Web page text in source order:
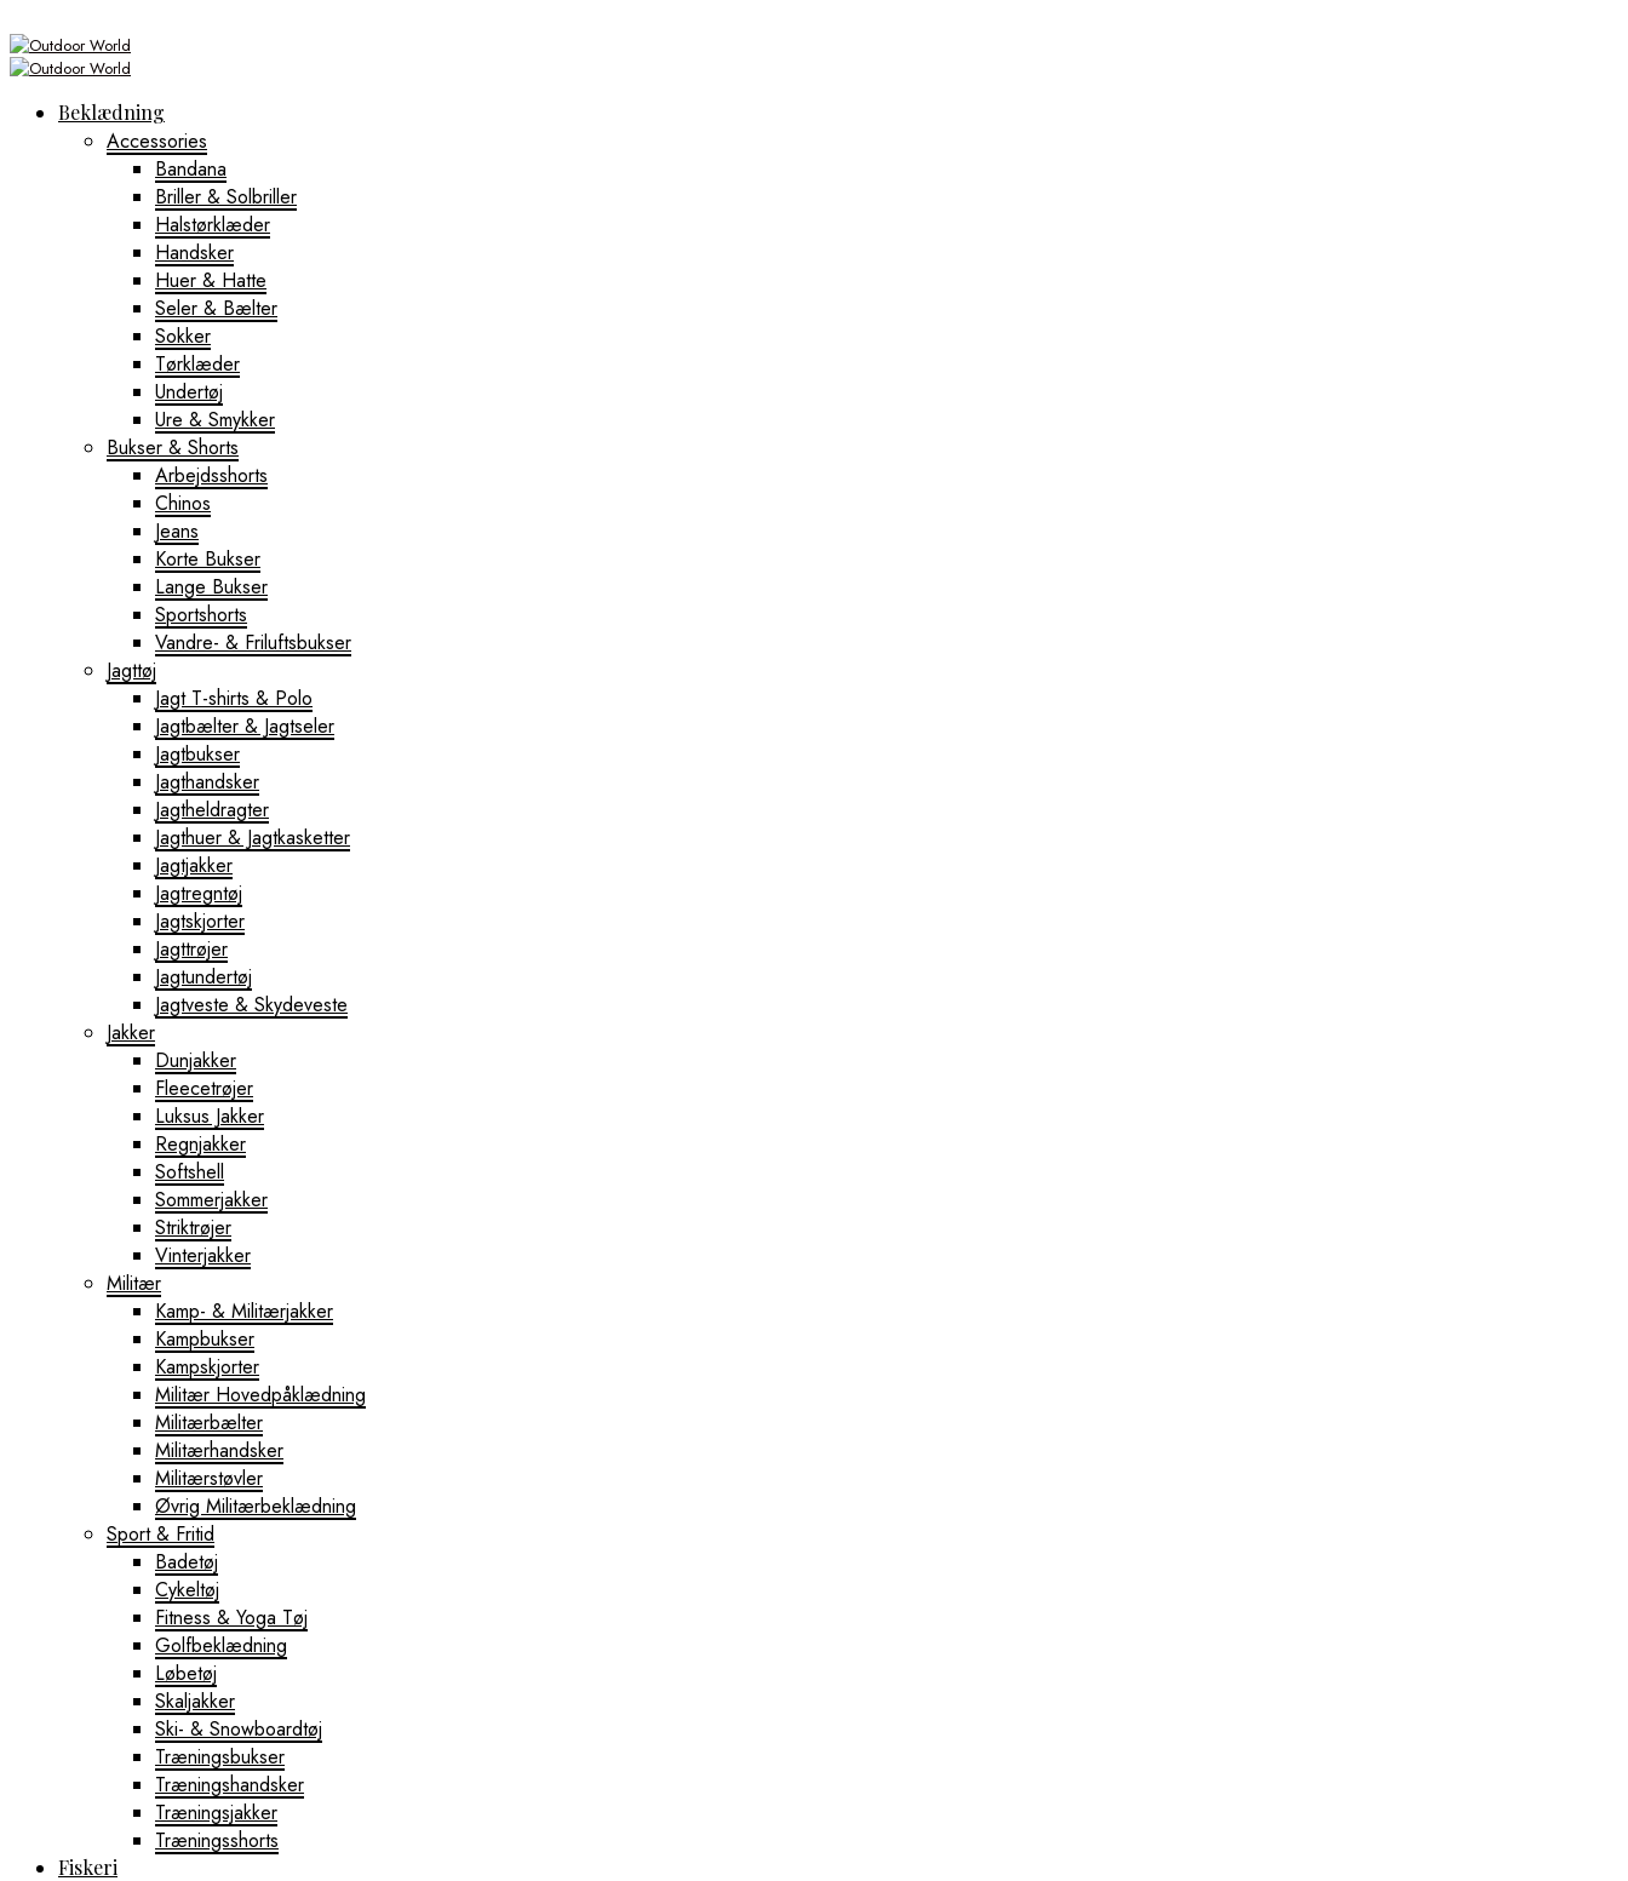
Beklædning
Accessories
Bandana
Briller & Solbriller
Halstørklæder
Handsker
Huer & Hatte
Seler & Bælter
Sokker
Tørklæder
Undertøj
Ure & Smykker
Bukser & Shorts
Arbejdsshorts
Chinos
Jeans
Korte Bukser
Lange Bukser
Sportshorts
Vandre- & Friluftsbukser
Jagttøj
Jagt T-shirts & Polo
Jagtbælter & Jagtseler
Jagtbukser
Jagthandsker
Jagtheldragter
Jagthuer & Jagtkasketter
Jagtjakker
Jagtregntøj
Jagtskjorter
Jagttrøjer
Jagtundertøj
Jagtveste & Skydeveste
Jakker
Dunjakker
Fleecetrøjer
Luksus Jakker
Regnjakker
Softshell
Sommerjakker
Striktrøjer
Vinterjakker
Militær
Kamp- & Militærjakker
Kampbukser
Kampskjorter
Militær Hovedpåklædning
Militærbælter
Militærhandsker
Militærstøvler
Øvrig Militærbeklædning
Sport & Fritid
Badetøj
Cykeltøj
Fitness & Yoga Tøj
Golfbeklædning
Løbetøj
Skaljakker
Ski- & Snowboardtøj
Træningsbukser
Træningshandsker
Træningsjakker
Træningsshorts
Fiskeri